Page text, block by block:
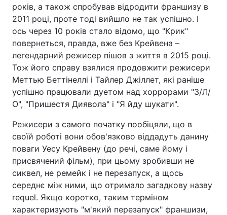
Головна Війна
Україна Політика
Економіка
Спорт Наука
Техно і зв'язок Лайт
Зброя Інциденти
Здоров'я Туризм
Цікавинки Погода
Екологія Регіони
років, а також спробував відродити франшизу в
2011 році, проте тоді вийшло не так успішно. І
ось через 10 років стало відомо, що "Крик"
повернеться, правда, вже без Крейвена –
легендарний режисер пішов з життя в 2015 році.
Тож його справу взялися продовжити режисери
Меттью Беттінеллі і Тайлер Джіллет, які раніше
успішно працювали дуетом над хоррорами "З/Л/
О", "Пришестя Диявола" і "Я йду шукати".
Режисери з самого початку пообіцяли, що в
своїй роботі вони обов'язково віддадуть данину
поваги Уесу Крейвену (до речі, саме йому і
присвячений фільм), при цьому зробивши не
сиквел, не ремейк і не перезапуск, а щось
середнє між ними, що отримало загадкову назву
requel. Якщо коротко, таким терміном
характеризують "м'який перезапуск" франшизи,